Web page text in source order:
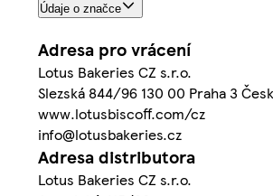
Údaje o značce
Adresa pro vrácení
Lotus Bakeries CZ s.r.o.
Slezská 844/96 130 00 Praha 3
www.lotusbiscoff.com/cz
info@lotusbakeries.cz
Adresa distributora
Lotus Bakeries CZ s.r.o.